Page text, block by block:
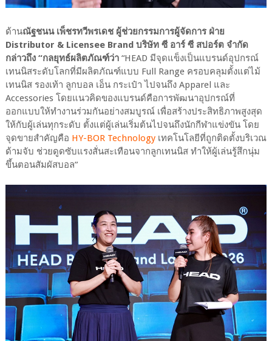
ด้านณัฐชนน เพ็ชรทวีพรเดช ผู้ช่วยกรรมการผู้จัดการ ฝ่าย
Distributor & Licensee Brand บริษัท ซี อาร์ ซี สปอร์ต จำกัด
กล่าวถึง “กลยุทธ์ผลิตภัณฑ์ว่า “HEAD มีจุดแข็งเป็นแบรนด์อุปกรณ์
เทนนิสระดับโลกที่มีผลิตภัณฑ์แบบ Full Range ครอบคลุมตั้งแต่ไม้
เทนนิส รองเท้า ลูกบอล เอ็น กระเป๋า ไปจนถึง Apparel และ
Accessories โดยแนวคิดของแบรนด์คือการพัฒนาอุปกรณ์ที่
ออกแบบให้ทำงานร่วมกันอย่างสมบูรณ์ เพื่อสร้างประสิทธิภาพสูงสุด
ให้กับผู้เล่นทุกระดับ ตั้งแต่ผู้เล่นเริ่มต้นไปจนถึงนักกีฬาแข่งขัน โดย
จุดขายสำคัญคือ HY-BOR Technologyเทคโนโลยีที่ถูกติดตั้งบริเวณ
ด้ามจับ ช่วยดูดซับแรงสั่นสะเทือนจากลูกเทนนิส ทำให้ผู้เล่นรู้สึกนุ่ม
ขึ้นตอนสัมผัสบอล”